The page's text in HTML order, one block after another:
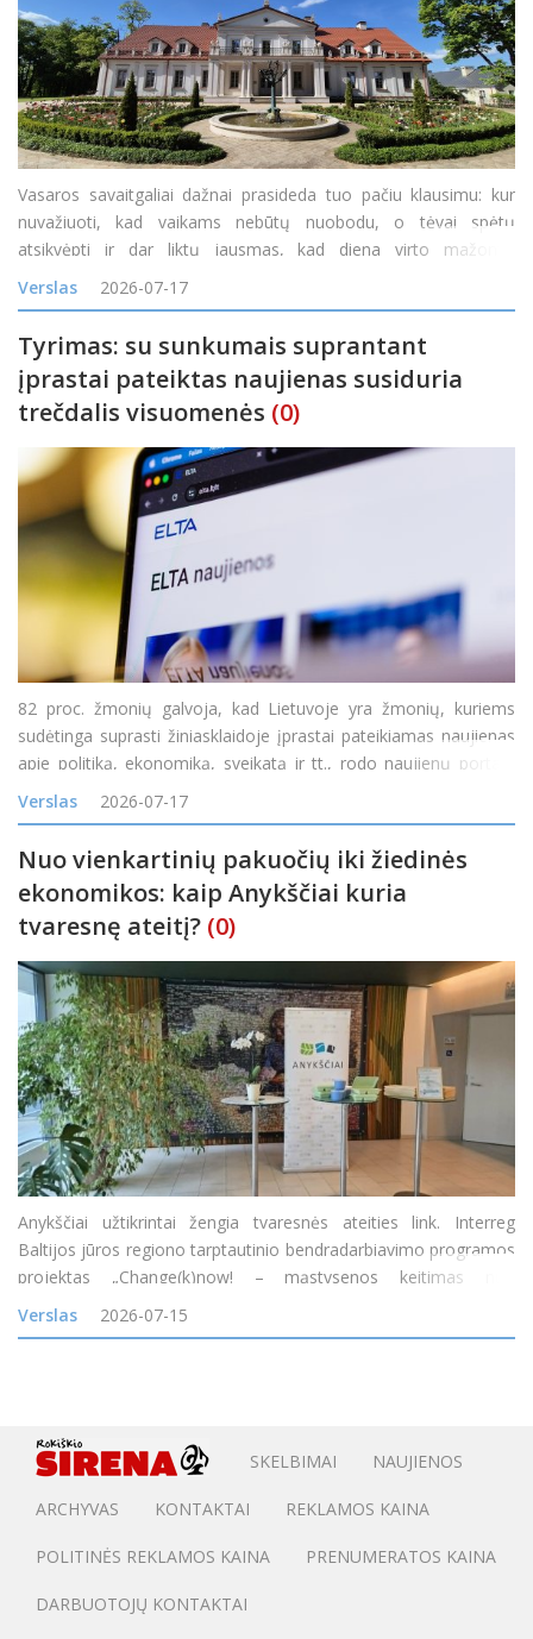
Vasaros savaitgaliai dažnai prasideda tuo pačiu klausimu: kur
nuvažiuoti, kad vaikams nebūtų nuobodu, o tėvai spėtų
atsikvėpti ir dar liktų jausmas, kad diena virto mažomis
atostogomis? Vienas tokių maršrutų veda į Ilzenbergo dvarą
Rokiškio rajone. Čia diena gali prasidėti šimta
Verslas 2026-07-17
Tyrimas: su sunkumais suprantant
įprastai pateiktas naujienas susiduria
trečdalis visuomenės (0)
82 proc. žmonių galvoja, kad Lietuvoje yra žmonių, kuriems
sudėtinga suprasti žiniasklaidoje įprastai pateikiamas naujienas
apie politiką, ekonomiką, sveikatą ir tt., rodo naujienų portalo
„Delfi“ užsakymu atliktas reprezentatyvus „Spinter“ tyrimas. 71
proc. mano, kad y
Verslas 2026-07-17
Nuo vienkartinių pakuočių iki žiedinės
ekonomikos: kaip Anykščiai kuria
tvaresnę ateitį? (0)
Anykščiai užtikrintai žengia tvaresnės ateities link. Interreg
Baltijos jūros regiono tarptautinio bendradarbiavimo programos
projektas „Change(k)now! – mąstysenos keitimas nuo
vienkartinio naudojimo į žiedines arba daugkartinio naudojimo
maisto pristatymo sistemas Baltijos jūros
Verslas 2026-07-15
SKELBIMAI NAUJIENOS
ARCHYVAS KONTAKTAI REKLAMOS KAINA
POLITINĖS REKLAMOS KAINA PRENUMERATOS KAINA
DARBUOTOJŲ KONTAKTAI